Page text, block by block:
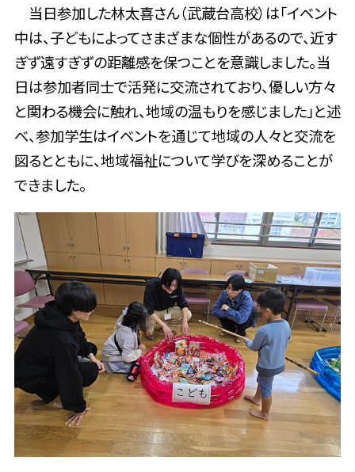
当日参加した林太喜さん（武蔵台高校）は「イベント
中は、子どもによってさまざまな個性があるので、近す
ぎず遠すぎずの距離感を保つことを意識しました。当
日は参加者同士で活発に交流されており、優しい方々
と関わる機会に触れ、地域の温もりを感じました」と述
べ、参加学生はイベントを通じて地域の人々と交流を
図るとともに、地域福祉について学びを深めることが
できました。